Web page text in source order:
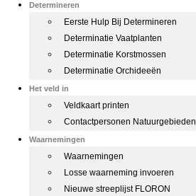
Determineren
Eerste Hulp Bij Determineren
Determinatie Vaatplanten
Determinatie Korstmossen
Determinatie Orchideeën
Het veld in
Veldkaart printen
Contactpersonen Natuurgebieden
Waarnemingen
Waarnemingen
Losse waarneming invoeren
Nieuwe streeplijst FLORON